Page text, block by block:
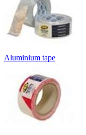
Aluminium tape